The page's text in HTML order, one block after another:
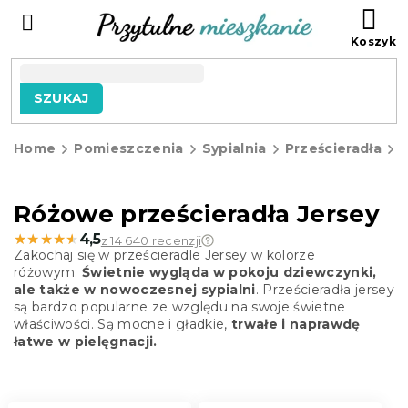
SZUKAJ
Home Pomieszczenia Sypialnia Prześcieradła
Różowe prześcieradła Jersey
★★★★★
★★★★★ 4,5z 14 640 recenzji
Zakochaj się w prześcieradle Jersey w kolorze
różowym. Świetnie wygląda w pokoju dziewczynki,
ale także w nowoczesnej sypialni. Prześcieradła jersey
są bardzo popularne ze względu na swoje świetne
właściwości. Są mocne i gładkie, trwałe i naprawdę
łatwe w pielęgnacji.